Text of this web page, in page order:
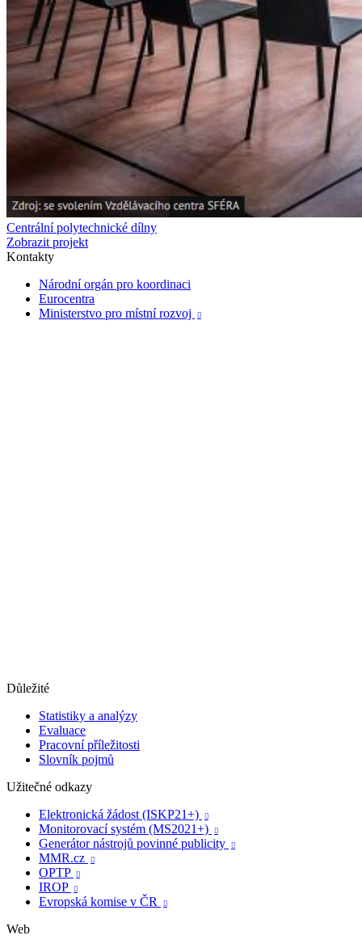
Centrální polytechnické dílny
Zobrazit projekt
Kontakty
Národní orgán pro koordinaci
Eurocentra
Ministerstvo pro místní rozvoj

Důležité
Statistiky a analýzy
Evaluace
Pracovní příležitosti
Slovník pojmů
Užitečné odkazy
Elektronická žádost (ISKP21+)

Monitorovací systém (MS2021+) 
Generátor nástrojů povinné publicity 
MMR.cz 
OPTP 
IROP 
Evropská komise v ČR 
Web